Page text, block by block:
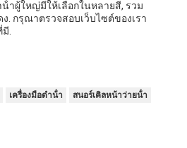
าผู้ใหญ่มีให้เลือกในหลายสี, รวม
. กรุณาตรวจสอบเว็บไซต์ของเรา
.
เครื่องมือดําน้ํา สนอร์เคิลหน้าว่ายน้ํา